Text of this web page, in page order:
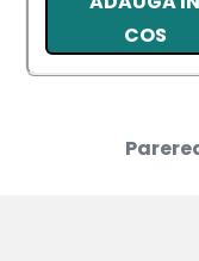
COS